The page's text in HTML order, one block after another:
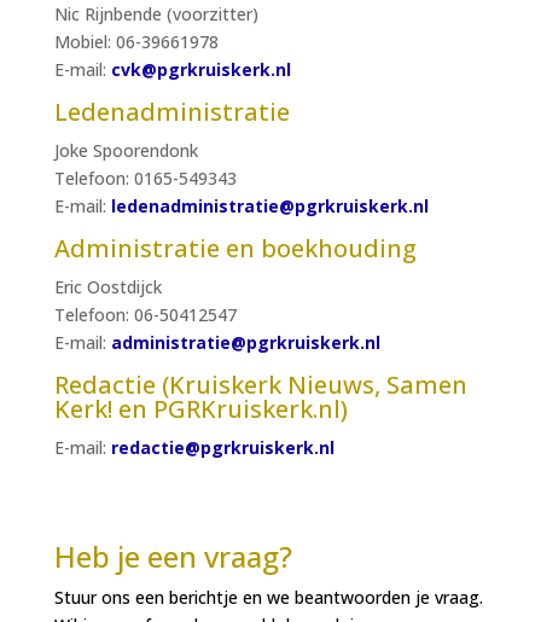
Nic Rijnbende (voorzitter)
Mobiel: 06-39661978
E-mail: cvk@pgrkruiskerk.nl
Ledenadministratie
Joke Spoorendonk
Telefoon: 0165-549343
E-mail: ledenadministratie@pgrkruiskerk.nl
Administratie en boekhouding
Eric Oostdijck
Telefoon: 06-50412547
E-mail: administratie@pgrkruiskerk.nl
Redactie (Kruiskerk Nieuws, Samen
Kerk! en PGRKruiskerk.nl)
E-mail: redactie@pgrkruiskerk.nl
Heb je een vraag?
Stuur ons een berichtje en we beantwoorden je vraag.